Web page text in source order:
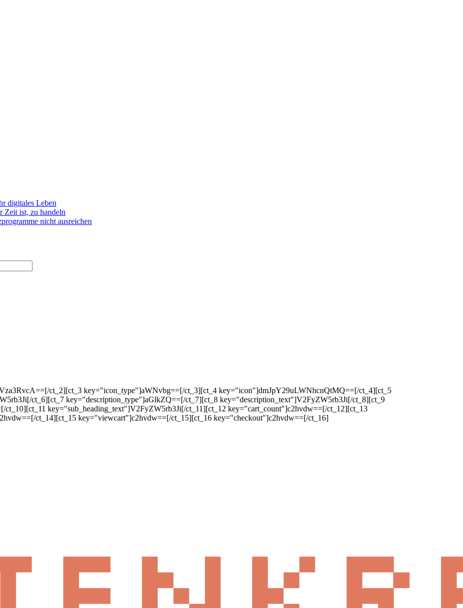
digitales Leben
Zeit ist, zu handeln
nicht ausreichen
ct_2][ct_3 key="icon_type"]aWNvbg==[/ct_3][ct_4 key="icon"]dmJpY29uLWNhcnQtMQ==[/ct_4][ct_5
ct_6][ct_7 key="description_type"]aGlkZQ==[/ct_7][ct_8 key="description_text"]V2FyZW5rb3Ji[/ct_8][ct_9
key="sub_heading_text"]V2FyZW5rb3Ji[/ct_11][ct_12 key="cart_count"]c2hvdw==[/ct_12][ct_13
ct_14][ct_15 key="viewcart"]c2hvdw==[/ct_15][ct_16 key="checkout"]c2hvdw==[/ct_16]